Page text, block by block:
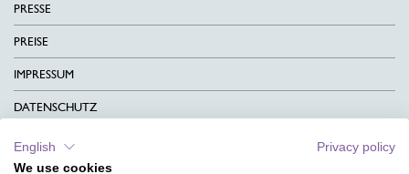
PRESSE
PREISE
IMPRESSUM
DATENSCHUTZ
KONTAKT
English
Privacy policy
We use cookies